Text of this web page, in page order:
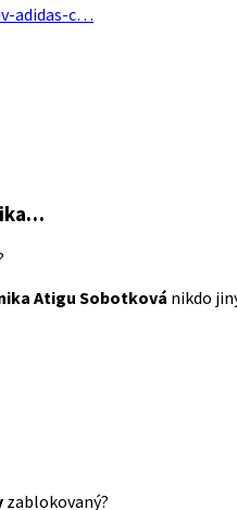
adidas-c…
Atigu Sobotková nikdo
zablokovaný?